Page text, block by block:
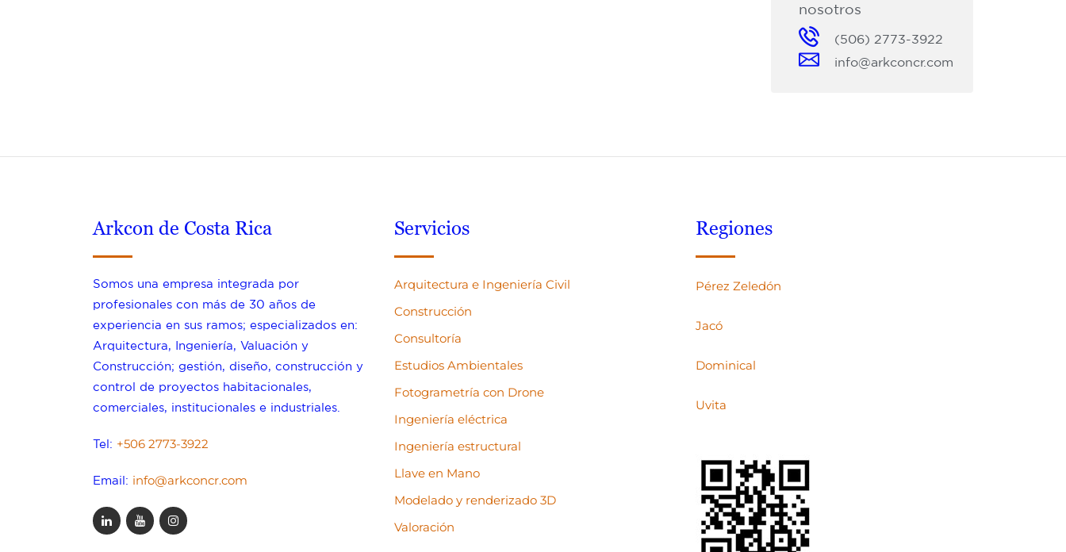
nosotros
(506) 2773-3922
info@arkconcr.com
Arkcon de Costa Rica
Somos una empresa integrada por
profesionales con más de 30 años de
experiencia en sus ramos; especializados en:
Arquitectura, Ingeniería, Valuación y
Construcción; gestión, diseño, construcción y
control de proyectos habitacionales,
comerciales, institucionales e industriales.
Tel: +506 2773-3922
Email: info@arkconcr.com
Servicios
Arquitectura e Ingeniería Civil
Construcción
Consultoría
Estudios Ambientales
Fotogrametría con Drone
Ingeniería eléctrica
Ingeniería estructural
Llave en Mano
Modelado y renderizado 3D
Valoración
Regiones
Pérez Zeledón
Jacó
Dominical
Uvita